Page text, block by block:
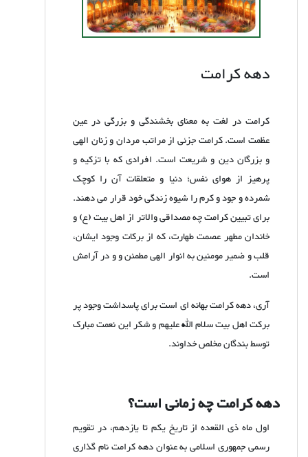
دهه کرامت
کرامت در لغت به معنای بخشندگی و بزرگی در عین
عظمت است. کرامت جزئی از مراتب مردان و زنان الهی
و بزرگان دین و شریعت است. افرادی که با تزکیه و
پرهیز از هوای نفس؛ دنیا و متعلقات آن را کوچک
شمرده و جود و کرم را شیوه زندگی خود قرار می دهند.
برای تبیین کرامت چه مصداقی والاتر از اهل بیت (ع) و
خاندان مطهر عصمت طهارت، که از برکات وجود ایشان،
قلب و ضمیر مومنین به انوار الهی مطمئن و و در آرامش
است.
آری، دهه کرامت بهانه ای است برای پاسداشت وجود پر
برکت اهل بیت سلام الله علیهم و شکر این نعمت مبارک
توسط بندگان مخلص خداوند.
دهه کرامت چه زمانی است؟
اول ماه ذی القعده از تاریخ یکم تا یازدهم، در تقویم
رسمی جمهوری اسلامی به عنوان دهه کرامت نام گذاری